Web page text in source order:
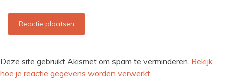
Deze site gebruikt Akismet om spam te verminderen. Bekijk
hoe je reactie gegevens worden verwerkt.